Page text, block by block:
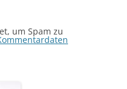
um Spam zu